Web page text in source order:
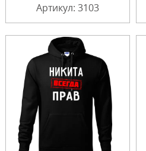
Артикул: 3103